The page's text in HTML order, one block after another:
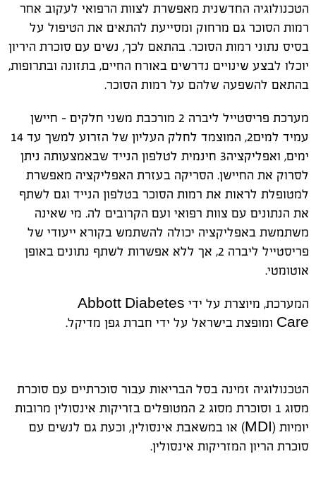
הטכנולוגיה החדשנית מאפשרת לצוות הרפואי לעקוב אחר
רמות הסוכר גם מרחוק ומסייעת להתאים את הטיפול על
בסיס נתוני רמות הסוכר. בהתאם לכך, נשים עם סוכרת היריון
יוכלו לבצע שינויים נדרשים באורח החיים, בתזונה ובתרופות,
בהתאם להשפעה שלהם על רמות הסוכר.
מערכת פריסטייל ליברה 2 מורכבת משני חלקים - חיישן
עמיד למים2, המוצמד לחלק העליון
של הזרוע למשך עד 14
ימים, ואפליקציה3 חינמית לטלפון הנייד שבאמצעותה ניתן
לסרוק את החיישן. הסריקה בעזרת האפליקציה מאפשרת
למטופלת לראות את רמות הסוכר בטלפון הנייד וגם לשתף
את הנתונים עם צוות רפואי ועם הקרובים לה. מי שאינה
משתמשת באפליקציה יכולה להשתמש בקורא ייעודי של
פריסטייל ליברה
2, אך ללא אפשרות לשתף נתונים באופן
אוטומטי.
המערכת, מיוצרת על ידי Abbott Diabetes
Care ומופצת בישראל על ידי חברת גפן מדיקל.
הטכנולוגיה זמינה בסל הבריאות עבור סוכרתיים עם סוכרת
מסוג 1 וסוכרת מסוג 2 המטופלים בזריקות אינסולין מרובות
יומיות ( MDI) או במשאבת אינסולין, וכעת גם לנשים עם
סוכרת הריון המזריקות אינסולין.